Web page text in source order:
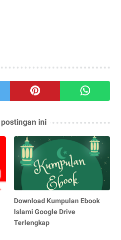
ini
Download Kumpulan Ebook
Islami Google Drive
Terlengkap